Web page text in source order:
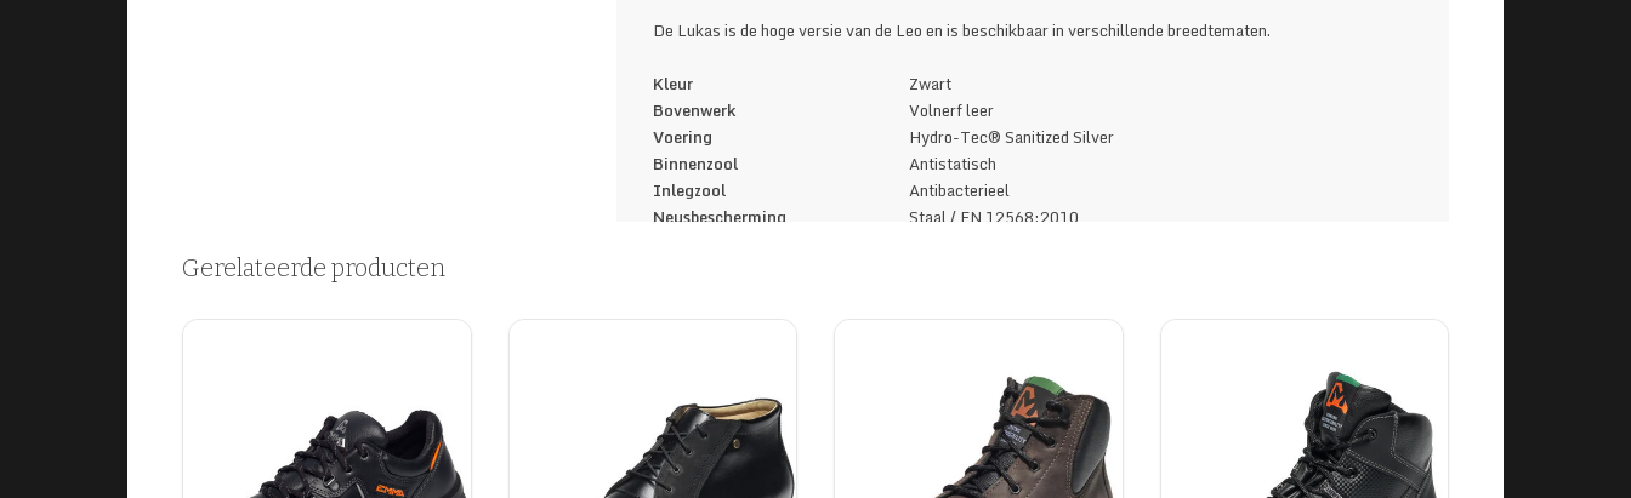
De Lukas is de hoge versie van de Leo en is beschikbaar in verschillende breedtematen.
Kleur
Zwart
Bovenwerk
Volnerf leer
Voering
Hydro-Tec® Sanitized Silver
Binnenzool
Antistatisch
Inlegzool
Antibacterieel
Neusbescherming
Staal / EN 12568:2010
Loopzool
GripForce® Easy Twist
Veters Zwart/Grijs WORKING 120 CM
Europese norm
EN ISO 20345:2011
Antistatische eigenschappen
Antistatisch 0,1 - 1000 M Ohm
Antislip
Breedtematen
Gerelateerde producten